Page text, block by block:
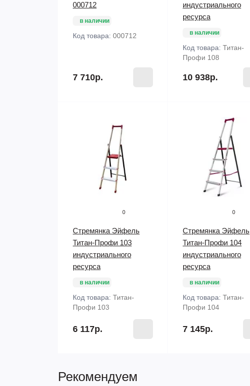
000712
в наличии
Код товара: 000712
7 710р.
индустриального
ресурса
в наличии
Код товара: Титан-
Профи 108
10 938р.
0
Стремянка Эйфель
Титан-Профи 103
индустриального
ресурса
в наличии
Код товара: Титан-
Профи 103
6 117р.
0
Стремянка Эйфель
Титан-Профи 104
индустриального
ресурса
в наличии
Код товара: Титан-
Профи 104
7 145р.
Рекомендуем